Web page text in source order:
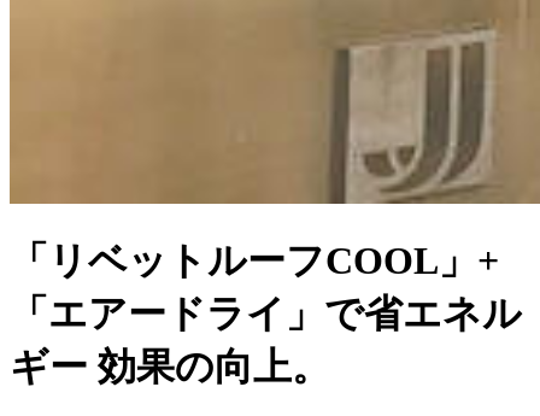
「リベットルーフCOOL」+
「エアードライ」で省エネル
ギー 効果の向上。